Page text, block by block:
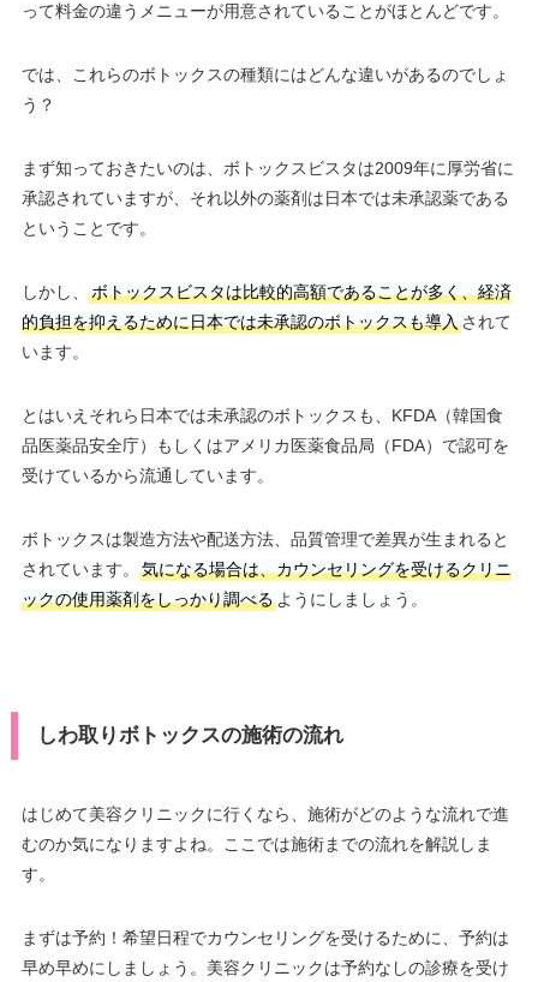
って料金の違うメニューが用意されていることがほとんどです。
では、これらのボトックスの種類にはどんな違いがあるのでしょ
う？
まず知っておきたいのは、ボトックスビスタは2009年に厚労省に
承認されていますが、それ以外の薬剤は日本では未承認薬である
ということです。
しかし、
ボトックスビスタは比較的高額であることが多く、経済
的負担を抑えるために日本では未承認のボトックスも導入されて
います。
とはいえそれら日本では未承認のボトックスも、KFDA（韓国食
品医薬品安全庁）もしくはアメリカ医薬食品局（FDA）で認可を
受けているから流通しています。
ボトックスは製造方法や配送方法、品質管理で差異が生まれると
されています。
気になる場合は、カウンセリングを受けるクリニ
ックの使用薬剤をしっかり調べるようにしましょう。
しわ取りボトックスの施術の流れ
はじめて美容クリニックに行くなら、施術がどのような流れで進
むのか気になりますよね。ここでは施術までの流れを解説しま
す。
まずは予約！希望日程でカウンセリングを受けるために、予約は
早め早めにしましょう。美容クリニックは予約なしの診療を受け